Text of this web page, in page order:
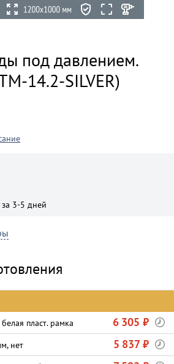
под давлением.
14.2-SILVER)
3-5 дней
пласт. рамка 6 305 ₽
нет 5 837 ₽